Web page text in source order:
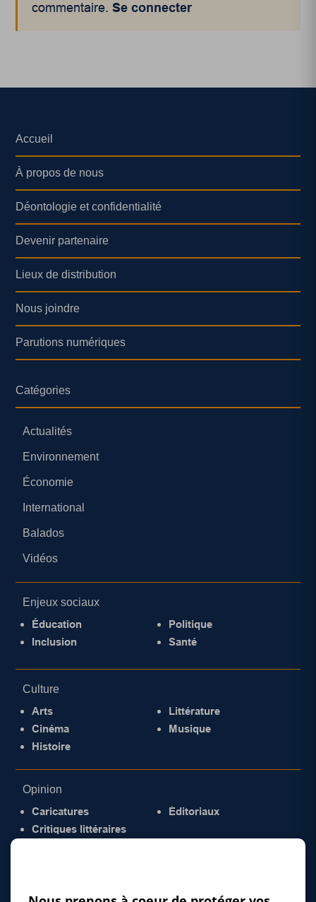
commentaire.Se connecter
Accueil
À propos de nous
Déontologie et confidentialité
Devenir partenaire
Lieux de distribution
Nous joindre
Parutions numériques
Catégories
Actualités
Environnement
Économie
International
Balados
Vidéos
Enjeux sociaux
Éducation
Inclusion
Politique
Santé
Culture
Arts
Cinéma
Histoire
Littérature
Musique
Opinion
Caricatures
Critiques littéraires
Éditoriaux